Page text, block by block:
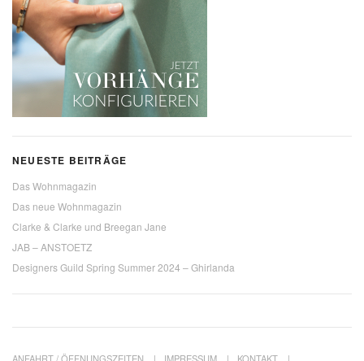
NEUESTE BEITRÄGE
Das Wohnmagazin
Das neue Wohnmagazin
Clarke & Clarke und Breegan Jane
JAB – ANSTOETZ
Designers Guild Spring Summer 2024 – Ghirlanda
ANFAHRT / ÖFFNUNGSZEITEN IMPRESSUM KONTAKT